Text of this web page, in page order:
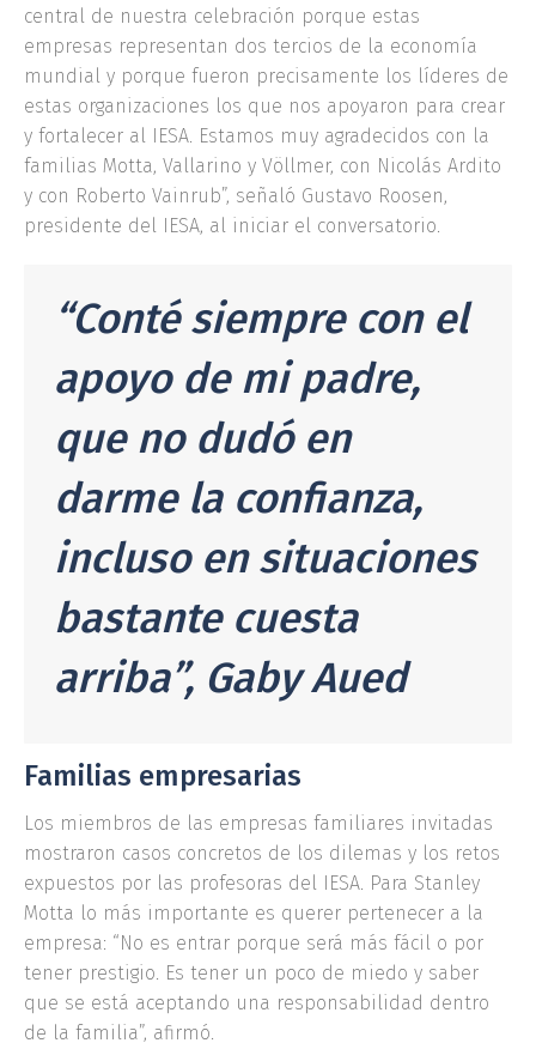
central de nuestra celebración porque estas
empresas representan dos tercios de la economía
mundial y porque fueron precisamente los líderes de
estas organizaciones los que nos apoyaron para crear
y fortalecer al IESA. Estamos muy agradecidos con la
familias Motta, Vallarino y Völlmer, con Nicolás Ardito
y con Roberto Vainrub”, señaló Gustavo Roosen,
presidente del IESA, al iniciar el conversatorio.
“Conté siempre con el
apoyo de mi padre,
que no dudó en
darme la confianza,
incluso en situaciones
bastante cuesta
arriba”, Gaby Aued
Familias empresarias
Los miembros de las empresas familiares invitadas
mostraron casos concretos de los dilemas y los retos
expuestos por las profesoras del IESA. Para Stanley
Motta lo más importante es querer pertenecer a la
empresa: “No es entrar porque será más fácil o por
tener prestigio. Es tener un poco de miedo y saber
que se está aceptando una responsabilidad dentro
de la familia”, afirmó.